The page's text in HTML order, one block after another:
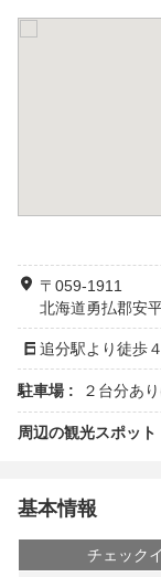
〒059-1911
北海道勇払郡安
追分駅より徒歩
駐車場 : ２台分あ
周辺の観光スポット
基本情報
チェック